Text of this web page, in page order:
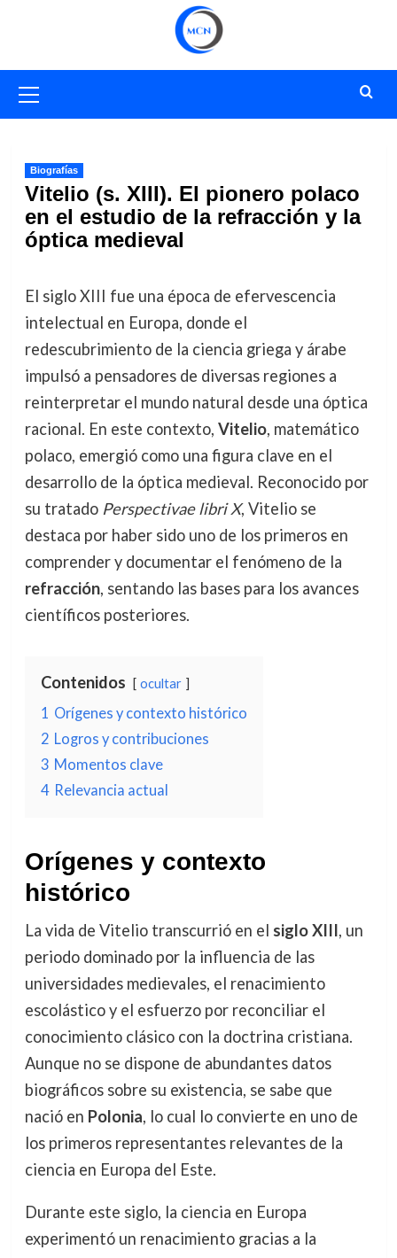
primario
Biografías
Vitelio (s. XIII). El pionero polaco
en el estudio de la refracción y la
óptica medieval
El siglo XIII fue una época de efervescencia
intelectual en Europa, donde el
redescubrimiento de la ciencia griega y árabe
impulsó a pensadores de diversas regiones a
reinterpretar el mundo natural desde una óptica
racional. En este contexto, Vitelio, matemático
polaco, emergió como una figura clave en el
desarrollo de la óptica medieval. Reconocido por
su tratado Perspectivae libri X, Vitelio se
destaca por haber sido uno de los primeros en
comprender y documentar el fenómeno de la
refracción, sentando las bases para los avances
científicos posteriores.
Contenidos ocultar
1 Orígenes y contexto histórico
2 Logros y contribuciones
3 Momentos clave
4 Relevancia actual
Orígenes y contexto
histórico
La vida de Vitelio transcurrió en el siglo XIII, un
periodo dominado por la influencia de las
universidades medievales, el renacimiento
escolástico y el esfuerzo por reconciliar el
conocimiento clásico con la doctrina cristiana.
Aunque no se dispone de abundantes datos
biográficos sobre su existencia, se sabe que
nació en Polonia, lo cual lo convierte en uno de
los primeros representantes relevantes de la
ciencia en Europa del Este.
Durante este siglo, la ciencia en Europa
experimentó un renacimiento gracias a la